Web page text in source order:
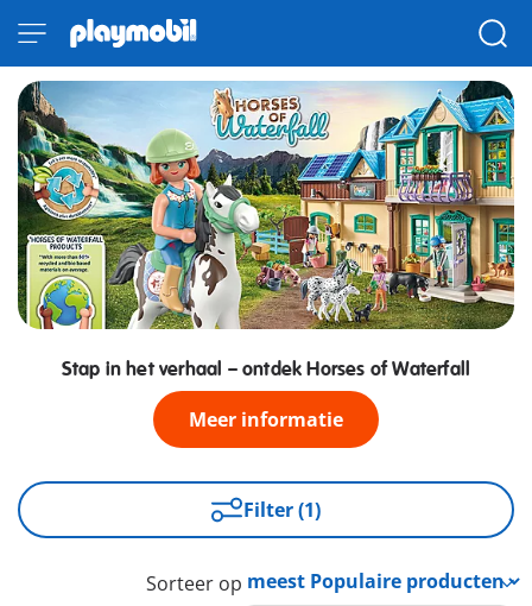
Stap in het verhaal – ontdek Horses of Waterfall
Meer informatie
Filter (1)
Sorteer op